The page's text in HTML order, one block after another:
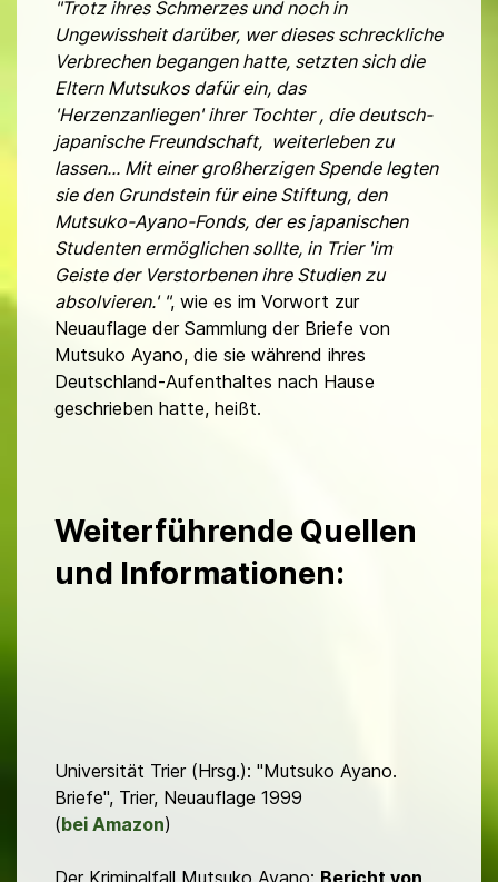
"Trotz ihres Schmerzes und noch in
Ungewissheit darüber, wer dieses schreckliche
Verbrechen begangen hatte, setzten sich die
Eltern Mutsukos dafür ein, das
'Herzenzanliegen' ihrer Tochter , die deutsch-
japanische Freundschaft, weiterleben zu
lassen... Mit einer großherzigen Spende legten
sie den Grundstein für eine Stiftung, den
Mutsuko-Ayano-Fonds, der es japanischen
Studenten ermöglichen sollte, in Trier 'im
Geiste der Verstorbenen ihre Studien zu
absolvieren.' ", wie es im Vorwort zur
Neuauflage der Sammlung der Briefe von
Mutsuko Ayano, die sie während ihres
Deutschland-Aufenthaltes nach Hause
geschrieben hatte, heißt.
Weiterführende Quellen
und Informationen:
Universität Trier (Hrsg.): "Mutsuko Ayano.
Briefe", Trier, Neuauflage 1999
(bei Amazon)